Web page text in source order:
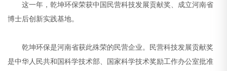
这一年，乾坤环保荣获中国民营科技发展贡献奖、成立河南省
博士后创新实践基地。
乾坤环保是河南省获此殊荣的民营企业。民营科技发展贡献奖
是中华人民共和国科学技术部、国家科学技术奖励工作办公室批准